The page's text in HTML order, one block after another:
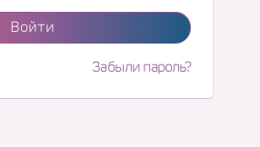
Войти
Забыли пароль?